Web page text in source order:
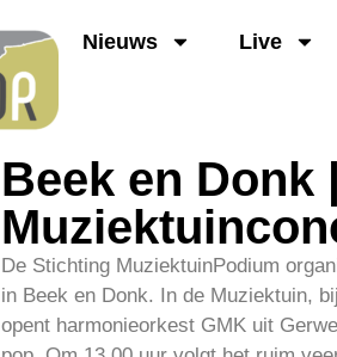
Nieuws Live
Beek en Donk
De Stichting MuziektuinPodium
in Beek en Donk. In de Muziektuin,
opent harmonieorkest GMK uit